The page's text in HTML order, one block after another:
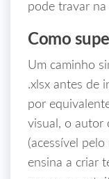
pode travar
Como
Um caminho
.xlsx antes de
por
visual, o autor
(acessível
ensina a criar